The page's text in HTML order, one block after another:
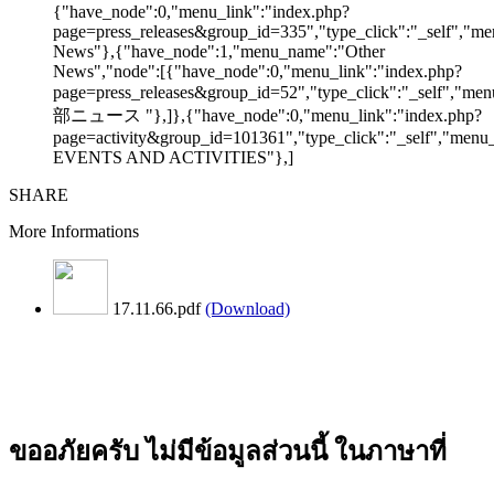
{"have_node":0,"menu_link":"index.php?
News"},{"have_node":1,"menu_name":"Other
News","node":[{"have_node":0,"menu_link":"index.php?
部ニュース "},]},{"have_node":0,"menu_link":"index.php?
EVENTS AND ACTIVITIES"},]
SHARE
More Informations
17.11.66.pdf (Download)
ขออภัยครับ ไม่มีข้อมูลส่วนนี้ ในภาษาที่